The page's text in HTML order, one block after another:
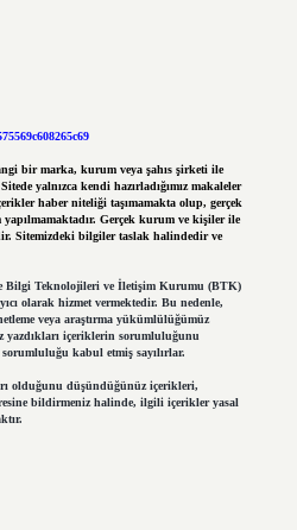
bir marka, kurum veya şahıs şirketi ile
yalnızca kendi hazırladığımız makaleler
haber niteliği taşımamakta olup, gerçek
Gerçek kurum ve kişiler ile
Sitemizdeki bilgiler taslak halindedir ve
Bilgi Teknolojileri ve İletişim Kurumu (BTK)
olarak hizmet vermektedir. Bu nedenle,
veya araştırma yükümlülüğümüz
yazdıkları içeriklerin sorumluluğunu
kabul etmiş sayılırlar.
olduğunu düşündüğünüz içerikleri,
bildirmeniz halinde, ilgili içerikler yasal